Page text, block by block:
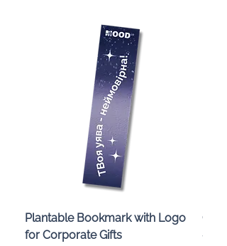
Plantable Bookmark with Logo
for Corporate Gifts